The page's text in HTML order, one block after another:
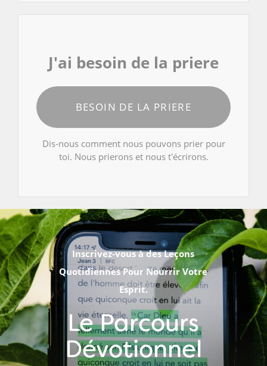
J'ai besoin de la priere
BESOIN DE LA PRIERE
Dis-nous comment nous pouvons prier pour
toi. Nous prierons et nous t'écrirons.
Inscrivez-vous à des Leçons
Quotidiennes Pour Nourrir Votre
Esprit.
Le Parcours
Dévotionnel